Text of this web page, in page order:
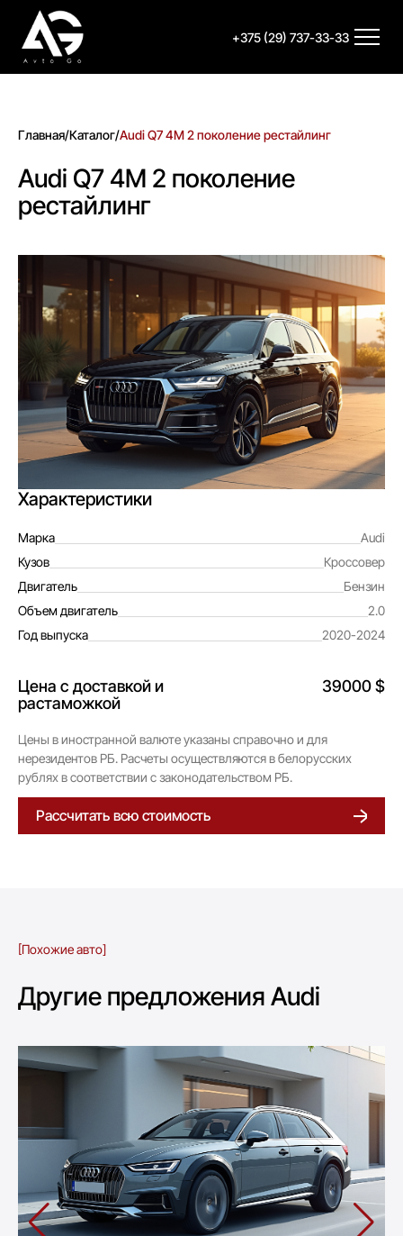
+375 (29) 737-33-33
Главная/Каталог/Audi Q7 4M 2 поколение рестайлинг
Audi Q7 4M 2 поколение
рестайлинг
Характеристики
Марка
Audi
Кузов
Кроссовер
Двигатель
Бензин
Объем двигатель
2.0
Год выпуска
2020-2024
Цена с доставкой и
растаможкой
39000 $
Цены в иностранной валюте указаны справочно и для
нерезидентов РБ. Расчеты осуществляются в белорусских
рублях в соответствии с законодательством РБ.
Рассчитать всю стоимость
[Похожие авто]
Другие предложения Audi